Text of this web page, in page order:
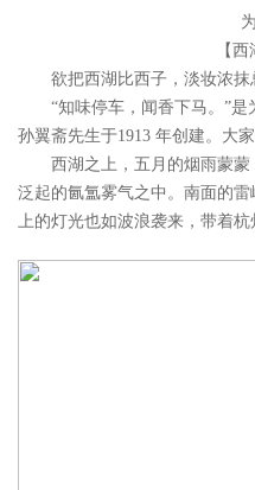
【
欲把西湖比西子，淡妆浓抹
“知味停车，闻香下马。”
孙翼斋先生于1913 年创建。大
西湖之上，五月的烟雨蒙
泛起的氤氲雾气之中。南面的
上的灯光也如波浪袭来，带着杭